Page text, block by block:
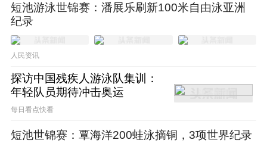
在岁月的流逝中，宁泽涛的商业价值也迎来了
断崖式滑落。他不再是中国体坛“一哥”，与阿
迪达斯等品牌的合作到期后也未再续约，时尚
圈的商务合作也逐渐减少。他的新浪微博账号
更新寥寥，给人的感觉就是他与公众渐行渐
短池游泳世锦赛：潘展乐刷新100米自由泳亚洲
纪录
人民资讯
探访中国残疾人游泳队集训：
年轻队员期待冲击奥运
每日看点快看
短池世锦赛：覃海洋200蛙泳摘铜，3项世界纪录